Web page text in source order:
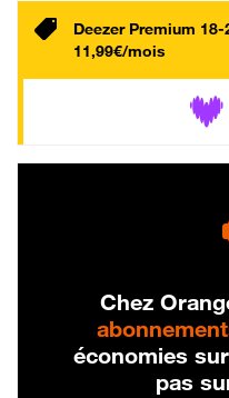
Deezer Premium
11,99€/mois
Chez
économies
pas